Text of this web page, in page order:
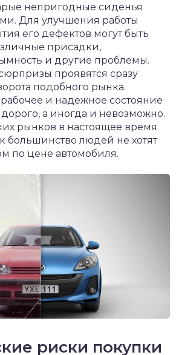
непригодные сиденья
Для улучшения работы
его дефектов могут быть
присадки,
и другие проблемы.
проявятся сразу
подобного рынка.
и надежное состояние
а иногда и невозможно.
рынков в настоящее время
большинство людей не хотят
по цене автомобиля.
риски покупки